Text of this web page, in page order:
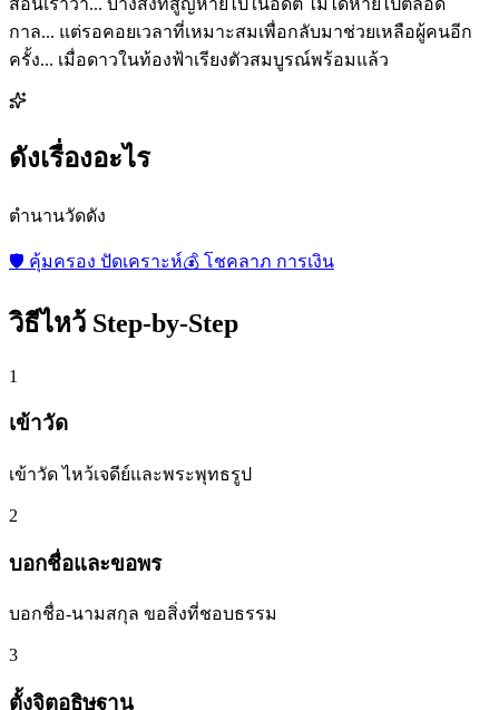
กาล... แต่รอคอยเวลาที่เหมาะสมเพื่อกลับมาช่วยเหลือผู้คนอีก
ครั้ง... เมื่อดาวในท้องฟ้าเรียงตัวสมบูรณ์พร้อมแล้ว
ดังเรื่องอะไร
ตำนานวัดดัง
🛡️ คุ้มครอง ปัดเคราะห์💰 โชคลาภ การเงิน
วิธีไหว้ Step-by-Step
1
เข้าวัด
เข้าวัด ไหว้เจดีย์และพระพุทธรูป
2
บอกชื่อและขอพร
บอกชื่อ-นามสกุล ขอสิ่งที่ชอบธรรม
3
ตั้งจิตอธิษฐาน